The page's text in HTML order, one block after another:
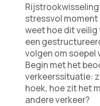
Rijstrookwisseling
stressvol moment
weet hoe dit veilig
een
volgen om soepel
Begin met het
verkeerssituatie:
hoek, hoe zit het
andere verkeer?